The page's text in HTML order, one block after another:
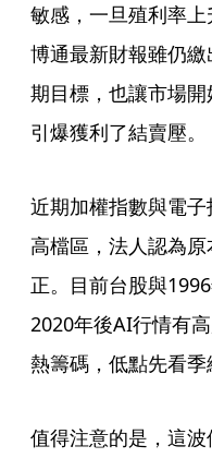
敏感，一旦殖利率
博通最新財報雖仍
期目標，也讓市場
引爆獲利了結賣壓。
近期加權指數與電
高檔區，法人認為
正。目前台股與
2020年後AI行情有
熱籌碼，低點先看季
值得注意的是，這